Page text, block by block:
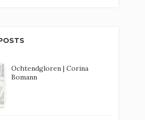
Ochtendgloren | Corina
Bomann